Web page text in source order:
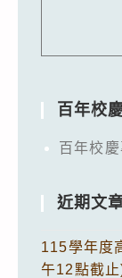
百年校
百年校慶
近期文
115學年度
午12點截止